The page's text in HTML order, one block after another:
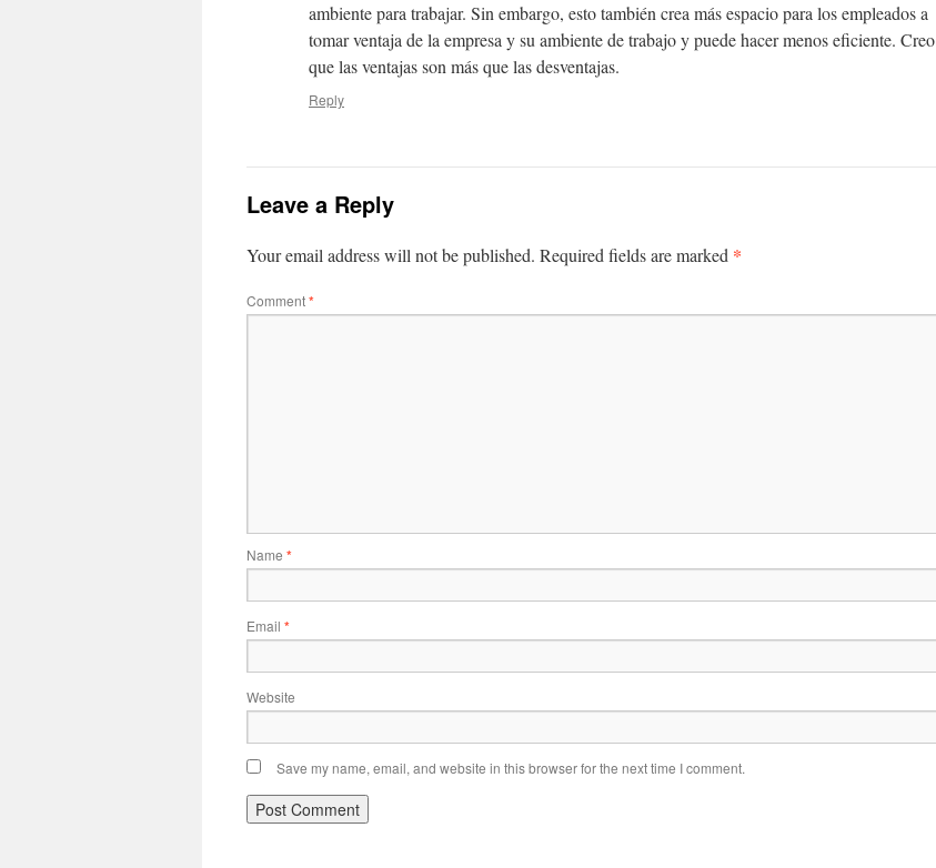
ambiente para trabajar. Sin embargo, esto también crea más espacio para los empleados a
tomar ventaja de la empresa y su ambiente de trabajo y puede hacer menos eficiente. Creo
que las ventajas son más que las desventajas.
Reply
Leave a Reply
Your email address will not be published. Required fields are marked *
Comment*
Name *
Email *
Website
Save my name, email, and website in this browser for the next time I comment.